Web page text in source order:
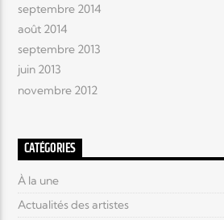
septembre 2014
août 2014
septembre 2013
juin 2013
novembre 2012
CATÉGORIES
À la une
Actualités des artistes